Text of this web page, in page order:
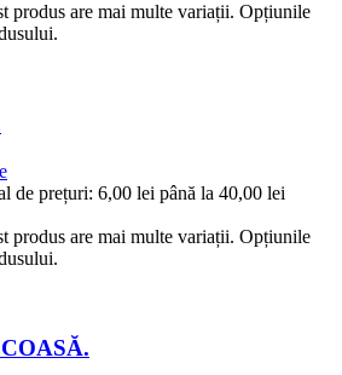
produs are mai multe variații. Opțiunile
de prețuri: 6,00 lei până la 40,00 lei
produs are mai multe variații. Opțiunile